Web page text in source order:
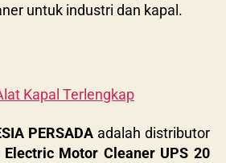
untuk industri dan kapal.
Kapal Terlengkap
PERSADA adalah distributor
Motor Cleaner UPS 20